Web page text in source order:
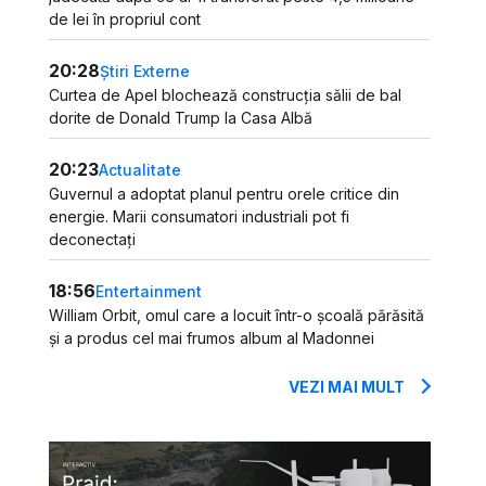
de lei în propriul cont
20:28Știri Externe
Curtea de Apel blochează construcția sălii de bal
dorite de Donald Trump la Casa Albă
20:23Actualitate
Guvernul a adoptat planul pentru orele critice din
energie. Marii consumatori industriali pot fi
deconectați
18:56Entertainment
William Orbit, omul care a locuit într-o școală părăsită
și a produs cel mai frumos album al Madonnei
VEZI MAI MULT